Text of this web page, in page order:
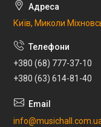
Київ, Миколи
+380 (68) 777-37-10
+380 (63) 614-81-40